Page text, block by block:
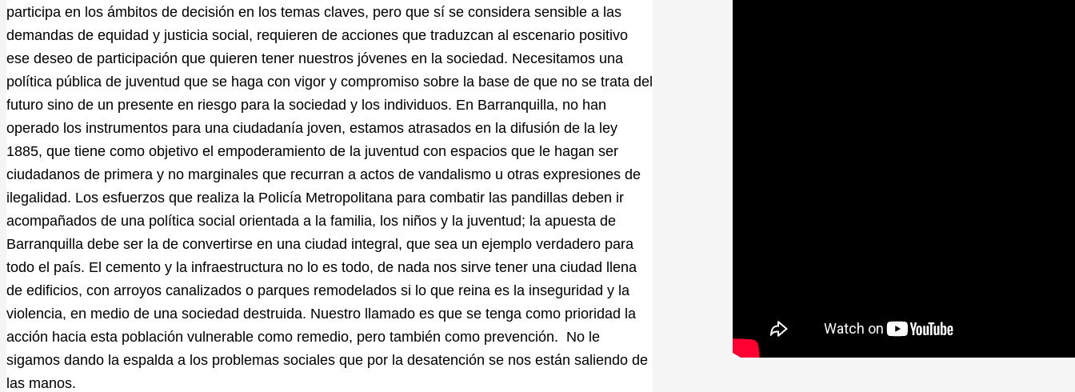
participa en los ámbitos de decisión en los temas claves, pero que sí se considera sensible a las
demandas de equidad y justicia social, requieren de acciones que traduzcan al escenario positivo
ese deseo de participación que quieren tener nuestros jóvenes en la sociedad. Necesitamos una
política pública de juventud que se haga con vigor y compromiso sobre la base de que no se trata del
futuro sino de un presente en riesgo para la sociedad y los individuos. En Barranquilla, no han
operado los instrumentos para una ciudadanía joven, estamos atrasados en la difusión de la ley
1885, que tiene como objetivo el empoderamiento de la juventud con espacios que le hagan ser
ciudadanos de primera y no marginales que recurran a actos de vandalismo u otras expresiones de
ilegalidad. Los esfuerzos que realiza la Policía Metropolitana para combatir las pandillas deben ir
acompañados de una política social orientada a la familia, los niños y la juventud; la apuesta de
Barranquilla debe ser la de convertirse en una ciudad integral, que sea un ejemplo verdadero para
todo el país. El cemento y la infraestructura no lo es todo, de nada nos sirve tener una ciudad llena
de edificios, con arroyos canalizados o parques remodelados si lo que reina es la inseguridad y la
violencia, en medio de una sociedad destruida. Nuestro llamado es que se tenga como prioridad la
acción hacia esta población vulnerable como remedio, pero también como prevención. No le
sigamos dando la espalda a los problemas sociales que por la desatención se nos están saliendo de
las manos.